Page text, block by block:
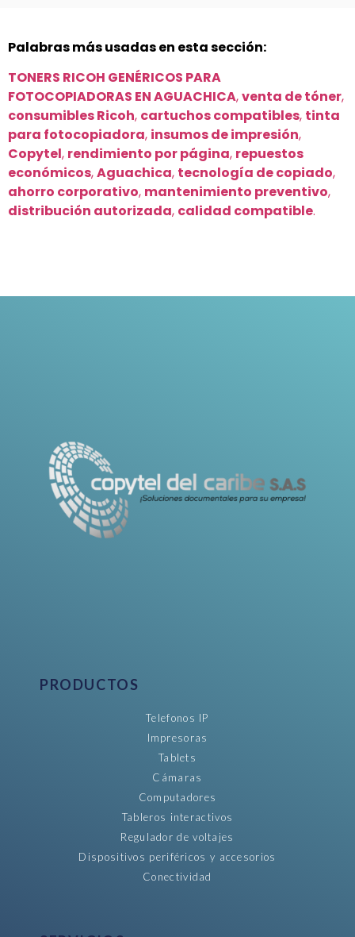
Palabras más usadas en esta sección:
TONERS RICOH GENÉRICOS PARA
FOTOCOPIADORAS EN AGUACHICA,venta de tóner,
consumibles Ricoh, cartuchos compatibles, tinta
para fotocopiadora, insumos de impresión,
Copytel, rendimiento por página, repuestos
económicos,Aguachica, tecnología de copiado,
ahorro corporativo, mantenimiento preventivo,
distribución autorizada, calidad compatible.
PRODUCTOS
Telefonos IP
Impresoras
Tablets
Cámaras
Computadores
Tableros interactivos
Regulador de voltajes
Dispositivos periféricos y accesorios
Conectividad